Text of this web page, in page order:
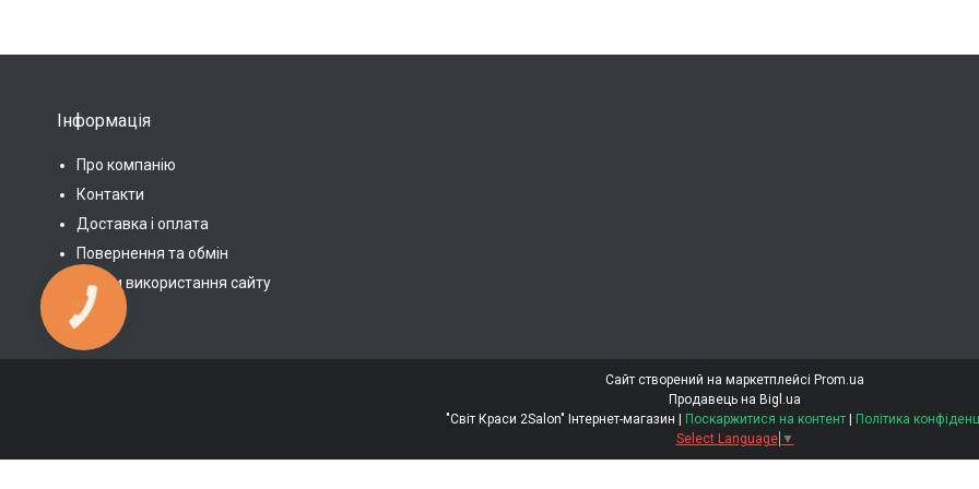
Інформація
Про компанію
Контакти
Доставка і оплата
Повернення та обмін
Умови використання сайту
Сайт створений на маркетплейсі Prom.ua
Продавець на Bigl.ua
"Світ Краси 2Salon" Інтернет-магазин | Поскаржитися на контент | Політика
Select Language ▼
КНОПКА
ЗВ'ЯЗКУ